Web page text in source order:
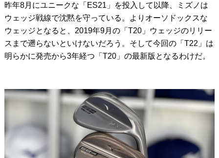
昨年8月にユニークな「ES21」を投入して以降、ミズノは
ウェッジ戦線で沈黙を守っている。よりオーソドックスな
ウェッジとなると、2019年9月の「T20」ウェッジのリリー
スまで遡らないといけないだろう。そして今回の「T22」は
明らかに発売から3年経つ「T20」の最新版となるわけだ。